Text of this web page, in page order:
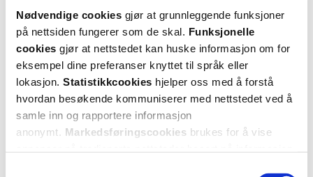
Nødvendige cookies gjør at grunnleggende funksjoner
på nettsiden fungerer som de skal. Funksjonelle
cookies gjør at nettstedet kan huske informasjon om for
eksempel dine preferanser knyttet til språk eller
lokasjon. Statistikkcookies hjelper oss med å forstå
hvordan besøkende kommuniserer med nettstedet ved å
samle inn og rapportere informasjon
anonymt. Markedsføringscookies brukes for å vise
flagg denne anmeldelsen
Tena mann
1 måneder siden
Rønnaug